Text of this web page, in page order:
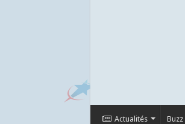
Actualités Buzz